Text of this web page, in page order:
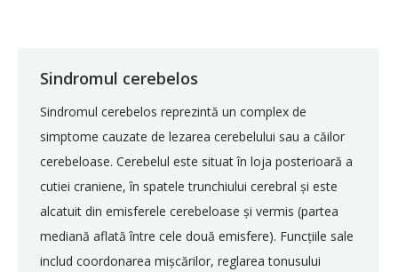
Sindromul cerebelos
Sindromul cerebelos reprezintă un complex de
simptome cauzate de lezarea cerebelului sau a căilor
cerebeloase. Cerebelul este situat în loja posterioară a
cutiei craniene, în spatele trunchiului cerebral și este
alcatuit din emisferele cerebeloase și vermis (partea
mediană aflată între cele două emisfere). Funcțiile sale
includ coordonarea mișcărilor, reglarea tonusului